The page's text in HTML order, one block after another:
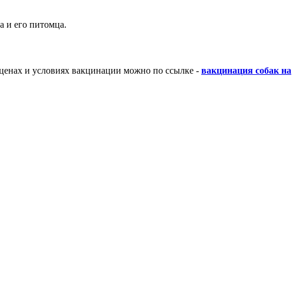
и его питомца.
и условиях вакцинации можно по ссылке - вакцинация собак на